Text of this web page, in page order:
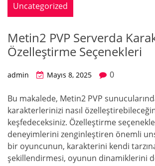
Uncategorized
Metin2 PVP Serverda
Özelleştirme Seçenekleri
admin Mayıs 8, 2025 0
Bu makalede, Metin2 PVP
karakterlerinizi nasıl
keşfedeceksiniz. Özelleştirme
deneyimlerini zenginleştiren önemli
bir oyuncunun, karakterini kendi
şekillendirmesi, oyunun dinamiklerini